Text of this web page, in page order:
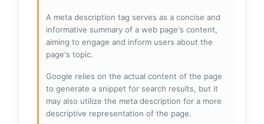
A meta description tag serves as a concise and
informative summary of a web page's content,
aiming to engage and inform users about the
page's topic.
Google relies on the actual content of the page
to generate a snippet for search results, but it
may also utilize the meta description for a more
descriptive representation of the page.